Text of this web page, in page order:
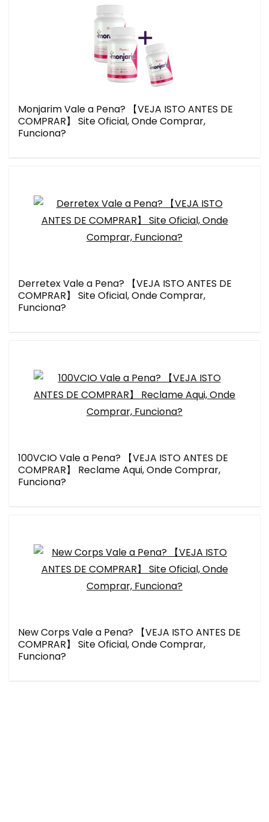
Monjarim Vale a Pena? 【VEJA ISTO ANTES DE
COMPRAR】 Site Oficial, Onde Comprar,
Funciona?
Derretex Vale a Pena? 【VEJA ISTO ANTES DE
COMPRAR】 Site Oficial, Onde Comprar,
Funciona?
100VCIO Vale a Pena? 【VEJA ISTO ANTES DE
COMPRAR】 Reclame Aqui, Onde Comprar,
Funciona?
New Corps Vale a Pena? 【VEJA ISTO ANTES DE
COMPRAR】 Site Oficial, Onde Comprar,
Funciona?